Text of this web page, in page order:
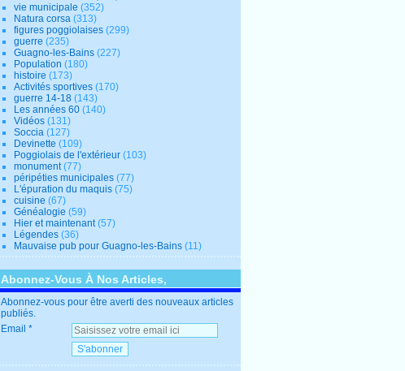
vie municipale (352)
Natura corsa (313)
figures poggiolaises (299)
guerre (235)
Guagno-les-Bains (227)
Population (180)
histoire (173)
Activités sportives (170)
guerre 14-18 (143)
Les années 60 (140)
Vidéos (131)
Soccia (127)
Devinette (109)
Poggiolais de l'extérieur (103)
monument(77)
péripéties municipales (77)
L'épuration du maquis (75)
cuisine (67)
Généalogie (59)
Hier et maintenant(57)
Légendes (36)
Mauvaise pub pour Guagno-les-Bains (11)
Abonnez-Vous À Nos Articles,
Abonnez-vous pour être averti des nouveaux articles
publiés.
Email